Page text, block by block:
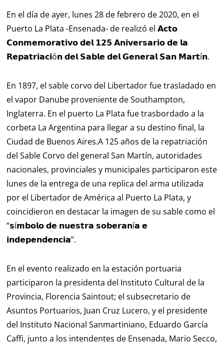
En el día de ayer, lunes 28 de febrero de 2020, en el
Puerto La Plata -Ensenada- de realizó el 𝗔𝗰𝘁𝗼
𝗖𝗼𝗻𝗺𝗲𝗺𝗼𝗿𝗮𝘁𝗶𝘃𝗼 𝗱𝗲𝗹 𝟭𝟮𝟱 𝗔𝗻𝗶𝘃𝗲𝗿𝘀𝗮𝗿𝗶𝗼 𝗱𝗲 𝗹𝗮
𝗥𝗲𝗽𝗮𝘁𝗿𝗶𝗮𝗰𝗶ó𝗻 𝗱𝗲𝗹 𝗦𝗮𝗯𝗹𝗲 𝗱𝗲𝗹 𝗚𝗲𝗻𝗲𝗿𝗮𝗹 𝗦𝗮𝗻 𝗠𝗮𝗿𝘁í𝗻.
En 1897, el sable corvo del Libertador fue trasladado en
el vapor Danube proveniente de Southampton,
Inglaterra. En el puerto La Plata fue trasbordado a la
corbeta La Argentina para llegar a su destino final, la
Ciudad de Buenos Aires.A 125 años de la repatriación
del Sable Corvo del general San Martín, autoridades
nacionales, provinciales y municipales participaron este
lunes de la entrega de una replica del arma utilizada
por el Libertador de América al Puerto La Plata, y
coincidieron en destacar la imagen de su sable como el
“𝘀í𝗺𝗯𝗼𝗹𝗼 𝗱𝗲 𝗻𝘂𝗲𝘀𝘁𝗿𝗮 𝘀𝗼𝗯𝗲𝗿𝗮𝗻í𝗮 𝗲
𝗶𝗻𝗱𝗲𝗽𝗲𝗻𝗱𝗲𝗻𝗰𝗶𝗮”.
En el evento realizado en la estación portuaria
participaron la presidenta del Instituto Cultural de la
Provincia, Florencia Saintout; el subsecretario de
Asuntos Portuarios, Juan Cruz Lucero, y el presidente
del Instituto Nacional Sanmartiniano, Eduardo García
Caffi, junto a los intendentes de Ensenada, Mario Secco,